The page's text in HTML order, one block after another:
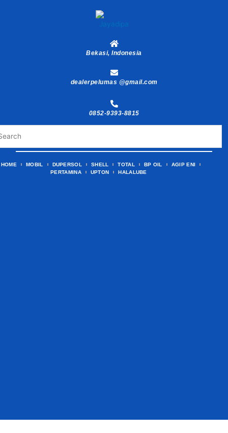
Bekasi, Indonesia
dealerpelumas @gmail.com
0852-9393-8815
HOME MOBIL DUPERSOL SHELL TOTAL BP OIL
AGIP ENI
PERTAMINA
UPTON HALALUBE